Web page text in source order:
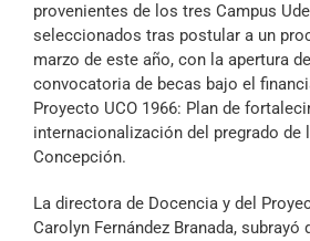
provenientes de los tres Campus
seleccionados tras postular a un
marzo de este año, con la apertura
convocatoria de becas bajo el
Proyecto UCO 1966: Plan de
internacionalización del pregrado de
Concepción.
La directora de Docencia y del
Carolyn Fernández Branada, subrayó